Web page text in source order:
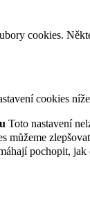
cookies.
cookies
Toto nastavení
můžeme
pochopit,